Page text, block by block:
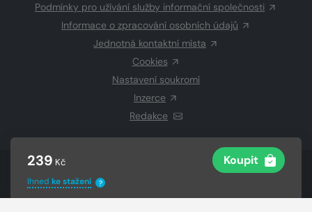
239 Kč Koupit
Ihned ke stažení ?
Podmínky pro užívání služby informační společnosti
Informace o zpracování osobních údajů
Jednotná kontaktní místa
Cookies
Nastavení soukromí
Inzerce
Redakce
CZECH NEWS CENTER a.s.a dodavatelé
VysázenoGrand IT s.r.o.